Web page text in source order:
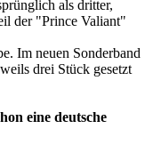
als dritter,
der "Prince Valiant"
Im neuen Sonderband
drei Stück gesetzt
eine deutsche